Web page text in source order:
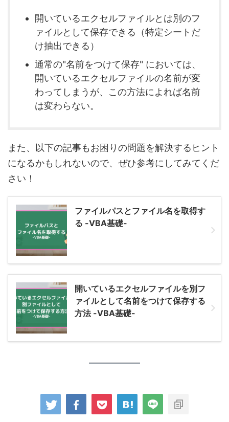
開いているエクセルファイルとは別のフ
ァイルとして保存できる（特定シートだ
け抽出できる）
通常の"名前をつけて保存" においては、
開いているエクセルファイルの名前が変
わってしまうが、この方法によれば名前
は変わらない。
また、以下の記事もお困りの問題を解決するヒント
になるかもしれないので、ぜひ参考にしてみてくだ
さい！
ファイルパスとファイル名を取得す
る -VBA基礎-
開いているエクセルファイルを別フ
ァイルとして名前をつけて保存する
方法 -VBA基礎-